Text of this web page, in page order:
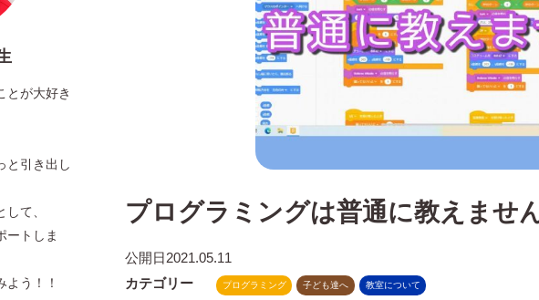
プログラミングは普通に教えませ
公開日2021.05.11
カテゴリー
プログラミング 子ども達へ 教室について
とが大好き
と引き出し
て、
ートしま
よう！！